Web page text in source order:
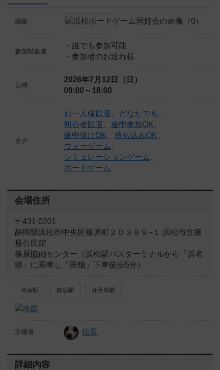
画像
参加対象者
・誰でも参加可能
・参加者のお連れ様
日時
2026年7月12日（日）
09:00～18:00
タグ
お一人様歓迎 どなたでも
初心者歓迎
途中参加OK
途中抜けOK
持ち込みOK
ウォーゲーム
シミュレーションゲーム
ボードゲーム
会場住所
〒431-0201
静岡県浜松市中央区篠原町２０３９９−１ 浜松市立篠
原公民館
篠原協働センター（浜松駅バスターミナルから「浜名
線」に乗車し「田畑」下車徒歩5分）
高塚駅 舞阪駅 弁天島駅
主催者 信長
詳細内容